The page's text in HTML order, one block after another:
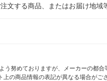
文する商品、またはお届け地域
努めておりますが、メーカーの都
の商品情報の表記が異なる場合が